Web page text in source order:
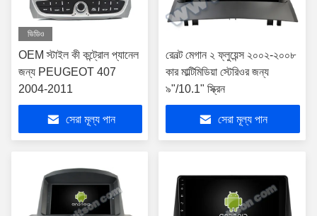
ভিডিও
OEM স্টাইল কী কন্ট্রোল প্যানেল
জন্য PEUGEOT 407
2004-2011
সেরা মূল্য পান
রেনল্ট মেগান ২ ফ্লুয়েন্স ২০০২-২০০৮
কার মাল্টিমিডিয়া স্টেরিওর জন্য
৯"/10.1" স্ক্রিন
সেরা মূল্য পান